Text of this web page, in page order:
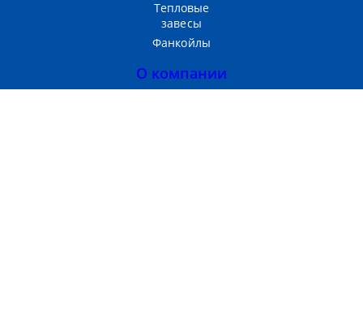
Тепловые
завесы
Фанкойлы
О компании